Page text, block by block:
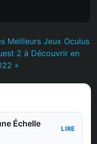
Meilleurs Jeux Oculus
2 à Découvrir en
»
Échelle
LIRE